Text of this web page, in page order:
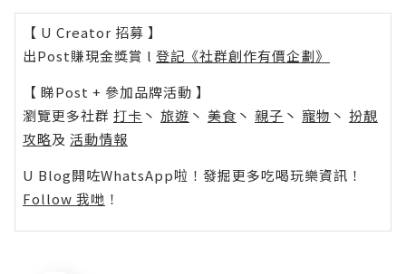
【 U Creator 招募 】
出Post賺現金獎賞 l 登記《社群創作有價企劃》
【 睇Post + 參加品牌活動 】
瀏覽更多社群 打卡 丶 旅遊 丶 美食 丶 親子 丶 寵物 丶 扮靚
攻略及 活動情報
U Blog開咗WhatsApp啦！發掘更多吃喝玩樂資訊！
Follow 我哋 ！